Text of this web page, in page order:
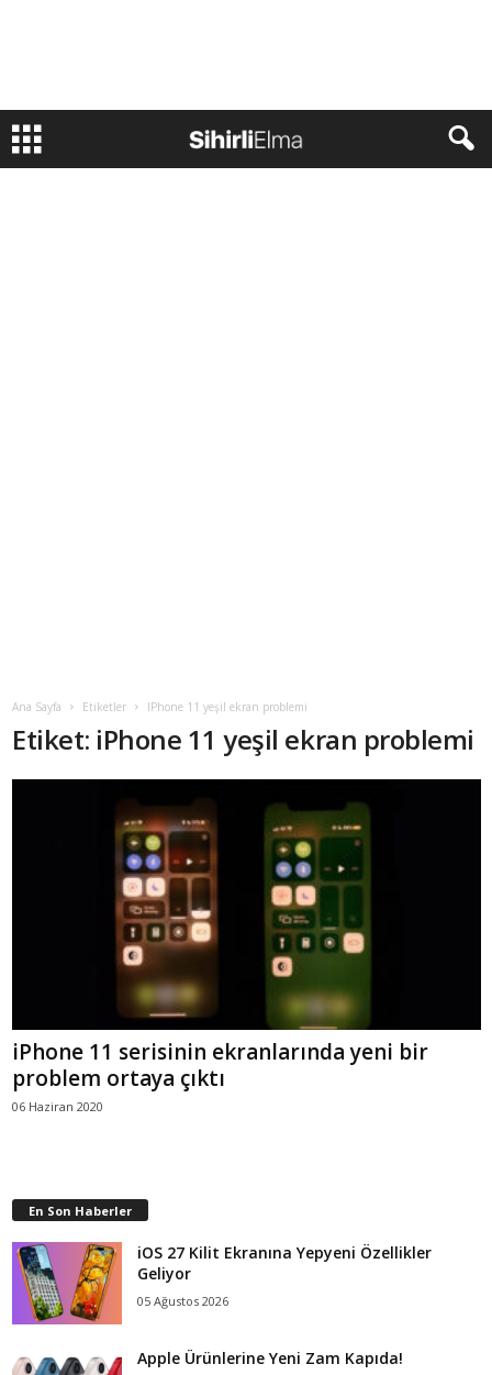
Ana Sayfa Etiketler IPhone 11 yeşil ekran problemi
Etiket: iPhone 11 yeşil ekran problemi
iPhone 11 serisinin ekranlarında yeni bir
problem ortaya çıktı
06 Haziran 2020
En Son Haberler
iOS 27 Kilit Ekranına Yepyeni Özellikler
Geliyor
05 Ağustos 2026
Apple Ürünlerine Yeni Zam Kapıda!